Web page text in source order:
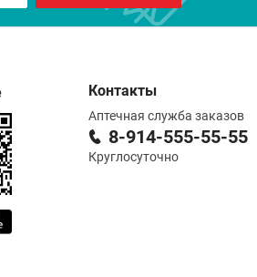
Контакты
Аптечная служба заказов
8-914-555-55-55
Круглосуточно